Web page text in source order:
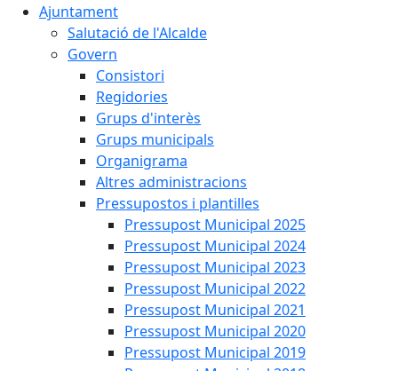
Ajuntament
Salutació de l'Alcalde
Govern
Consistori
Regidories
Grups d'interès
Grups municipals
Organigrama
Altres administracions
Pressupostos i plantilles
Pressupost Municipal 2025
Pressupost Municipal 2024
Pressupost Municipal 2023
Pressupost Municipal 2022
Pressupost Municipal 2021
Pressupost Municipal 2020
Pressupost Municipal 2019